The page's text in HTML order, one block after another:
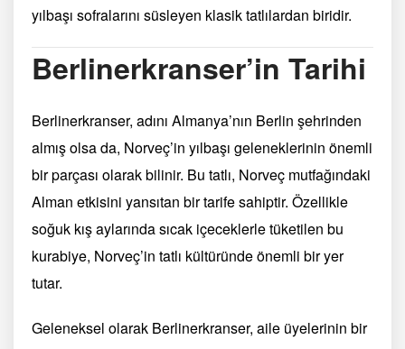
yılbaşı sofralarını süsleyen klasik tatlılardan biridir.
Berlinerkranser’in Tarihi
Berlinerkranser, adını Almanya’nın Berlin şehrinden
almış olsa da, Norveç’in yılbaşı geleneklerinin önemli
bir parçası olarak bilinir. Bu tatlı, Norveç mutfağındaki
Alman etkisini yansıtan bir tarife sahiptir. Özellikle
soğuk kış aylarında sıcak içeceklerle tüketilen bu
kurabiye, Norveç’in tatlı kültüründe önemli bir yer
tutar.
Geleneksel olarak Berlinerkranser, aile üyelerinin bir